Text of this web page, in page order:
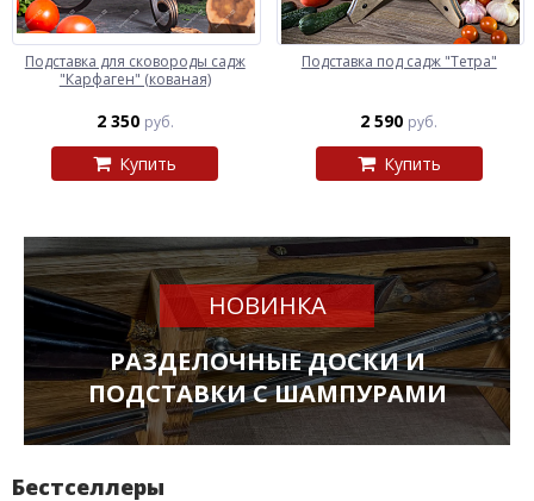
Подставка для сковороды садж
"Карфаген" (кованая)
2 350 руб.
Купить
Подставка под садж "Тетра"
2 590 руб.
Купить
НОВИНКА
РАЗДЕЛОЧНЫЕ ДОСКИ И
ПОДСТАВКИ С ШАМПУРАМИ
Бестселлеры